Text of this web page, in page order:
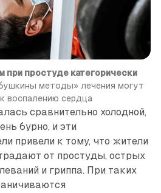
при простуде категорически
методы» лечения могут
воспалению сердца
сравнительно холодной,
бурно, и эти
привели к тому, что жители
от простуды, острых
и гриппа. При таких